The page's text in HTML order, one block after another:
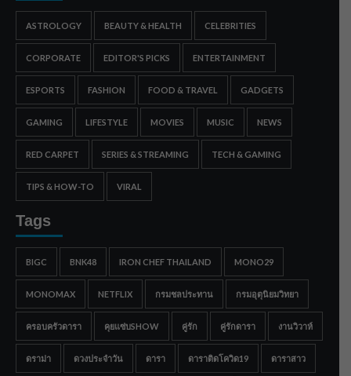
ASTROLOGY BEAUTY & HEALTH CELEBRITIES
CORPORATE EDITOR'S PICKS ENTERTAINMENT
ESPORTS FASHION FOOD & TRAVEL GADGETS
GAMING LIFESTYLE MOVIES MUSIC NEWS
RED CARPET SERIES & STREAMING TECH & GAMING
TIPS & HOW-TO VIRAL
Tags
BIGC BNK48 IRON CHEF THAILAND MONO29
MONOMAX NETFLIX กรมชลประทาน กรมอุตุนิยมวิทยา
ครอบครัวดารา คุยแซ่บSHOW คู่รัก คู่รักดารา งานวิวาห์
ดราม่า ดวงประจำวัน ดารา ดาราติดโควิด19 ดาราสาว